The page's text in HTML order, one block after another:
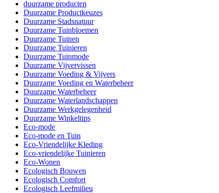
duurzame producten
Duurzame Productkeuzes
Duurzame Stadsnatuur
Duurzame Tuinbloemen
Duurzame Tuinen
Duurzame Tuinieren
Duurzame Tuinmode
Duurzame Vijvervissen
Duurzame Voeding & Vijvers
Duurzame Voeding en Waterbeheer
Duurzame Waterbeheer
Duurzame Waterlandschappen
Duurzame Werkgelegenheid
Duurzame Winkeltips
Eco-mode
Eco-mode en Tuin
Eco-Vriendelijke Kleding
Eco-vriendelijke Tuinieren
Eco-Wonen
Ecologisch Bouwen
Ecologisch Comfort
Ecologisch Leefmilieu